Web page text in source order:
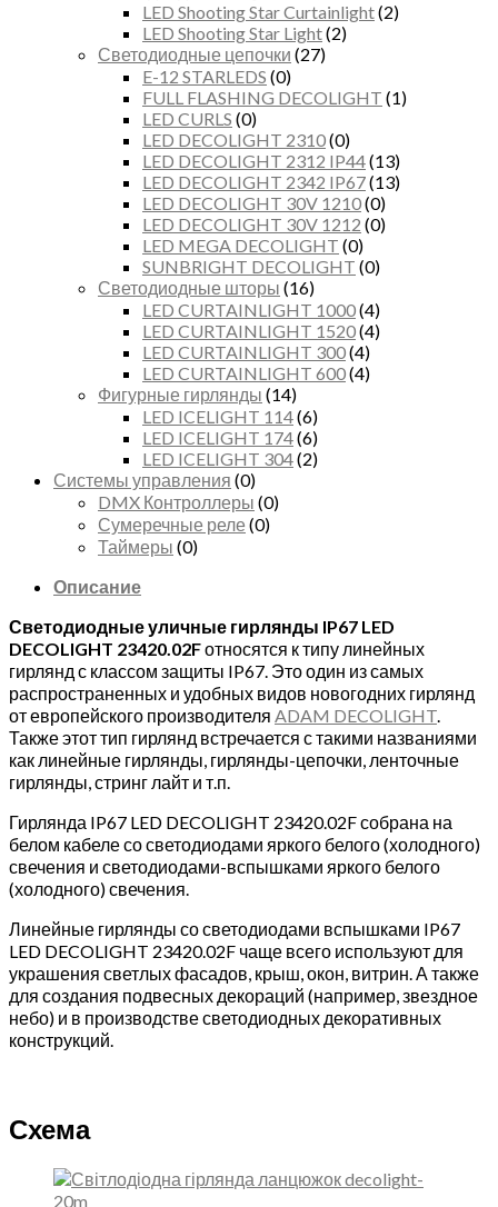
LED Shooting Star Curtainlight(2)
LED Shooting Star Light(2)
Светодиодные цепочки (27)
E-12 STARLEDS (0)
FULL FLASHING DECOLIGHT (1)
LED CURLS (0)
LED DECOLIGHT 2310(0)
LED DECOLIGHT 2312 IP44(13)
LED DECOLIGHT 2342 IP67(13)
LED DECOLIGHT 30V 1210(0)
LED DECOLIGHT 30V 1212 (0)
LED MEGA DECOLIGHT (0)
SUNBRIGHT DECOLIGHT (0)
Светодиодные шторы (16)
LED CURTAINLIGHT 1000(4)
LED CURTAINLIGHT 1520(4)
LED CURTAINLIGHT 300(4)
LED CURTAINLIGHT 600(4)
Фигурные гирлянды (14)
LED ICELIGHT 114(6)
LED ICELIGHT 174(6)
LED ICELIGHT 304(2)
Системы управления (0)
DMX Контроллеры (0)
Сумеречные реле (0)
Таймеры (0)
Описание
Светодиодные уличные гирлянды IP67 LED
DECOLIGHT 23420.02Fотносятся к типу линейных
гирлянд с классом защиты IP67. Это один из самых
распространенных и удобных видов новогодних гирлянд
от европейского производителя ADAM DECOLIGHT.
Также этот тип гирлянд встречается с такими названиями
как линейные гирлянды, гирлянды-цепочки, ленточные
гирлянды, стринг лайт и т.п.
Гирлянда IP67 LED DECOLIGHT 23420.02F собрана на
белом кабеле со светодиодами яркого белого (холодного)
свечения и светодиодами-вспышками яркого белого
(холодного) свечения.
Линейные гирлянды со светодиодами вспышками IP67
LED DECOLIGHT 23420.02F чаще всего используют для
украшения светлых фасадов, крыш, окон, витрин. А также
для создания подвесных декораций (например, звездное
небо) и в производстве светодиодных декоративных
конструкций.
Схема